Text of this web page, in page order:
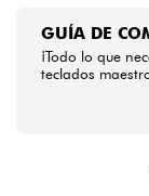
GUÍA DE
¡Todo lo que
teclados